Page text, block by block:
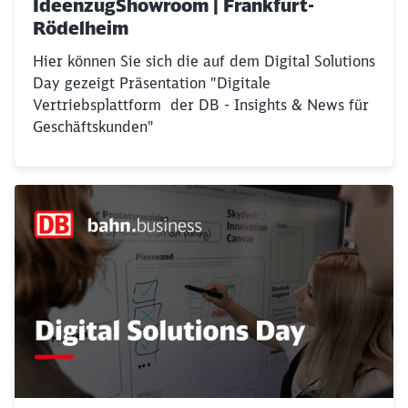
IdeenzugShowroom | Frankfurt-
Rödelheim
Hier können Sie sich die auf dem Digital Solutions
Day gezeigt Präsentation "Digitale
Vertriebsplattform der DB - Insights & News für
Geschäftskunden"